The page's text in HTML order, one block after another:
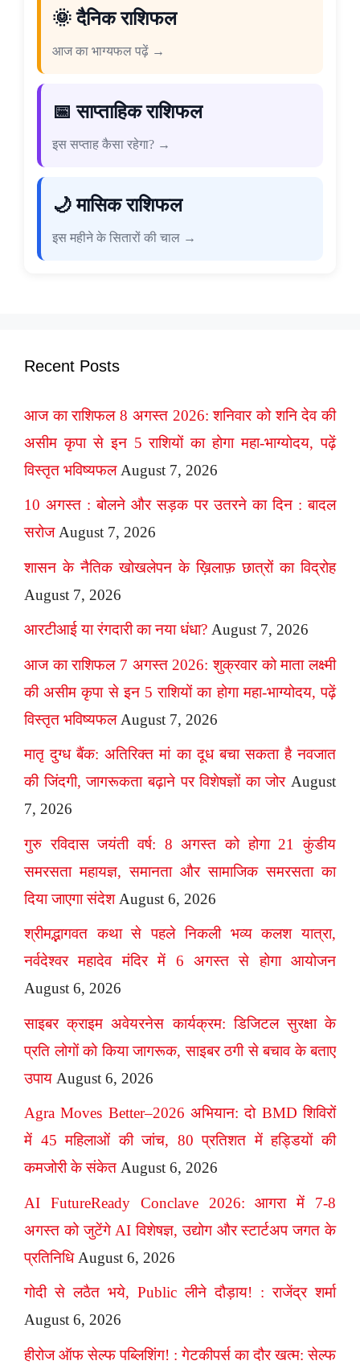
🌞 दैनिक राशिफल
आज का भाग्यफल पढ़ें →
📅 साप्ताहिक राशिफल
इस सप्ताह कैसा रहेगा? →
🌙 मासिक राशिफल
इस महीने के सितारों की चाल →
Recent Posts
आज का राशिफल 8 अगस्त 2026: शनिवार को शनि देव की
असीम कृपा से इन 5 राशियों का होगा महा-भाग्योदय, पढ़ें
विस्तृत भविष्यफल August 7, 2026
10 अगस्त : बोलने और सड़क पर उतरने का दिन : बादल
सरोज August 7, 2026
शासन के नैतिक खोखलेपन के ख़िलाफ़ छात्रों का विद्रोह
August 7, 2026
आरटीआई या रंगदारी का नया धंधा? August 7, 2026
आज का राशिफल 7 अगस्त 2026: शुक्रवार को माता लक्ष्मी
की असीम कृपा से इन 5 राशियों का होगा महा-भाग्योदय, पढ़ें
विस्तृत भविष्यफल August 7, 2026
मातृ दुग्ध बैंक: अतिरिक्त मां का दूध बचा सकता है नवजात
की जिंदगी, जागरूकता बढ़ाने पर विशेषज्ञों का जोर August
7, 2026
गुरु रविदास जयंती वर्ष: 8 अगस्त को होगा 21 कुंडीय
समरसता महायज्ञ, समानता और सामाजिक समरसता का
दिया जाएगा संदेश August 6, 2026
श्रीमद्भागवत कथा से पहले निकली भव्य कलश यात्रा,
नर्वदेश्वर महादेव मंदिर में 6 अगस्त से होगा आयोजन
August 6, 2026
साइबर क्राइम अवेयरनेस कार्यक्रम: डिजिटल सुरक्षा के
प्रति लोगों को किया जागरूक, साइबर ठगी से बचाव के बताए
उपाय August 6, 2026
Agra Moves Better–2026 अभियान: दो BMD शिविरों
में 45 महिलाओं की जांच, 80 प्रतिशत में हड्डियों की
कमजोरी के संकेत August 6, 2026
AI FutureReady Conclave 2026: आगरा में 7-8
अगस्त को जुटेंगे AI विशेषज्ञ, उद्योग और स्टार्टअप जगत के
प्रतिनिधि August 6, 2026
गोदी से लठैत भये, Public लीने दौड़ाय! : राजेंद्र शर्मा
August 6, 2026
हीरोज ऑफ सेल्फ पब्लिशिंग! : गेटकीपर्स का दौर खत्म: सेल्फ